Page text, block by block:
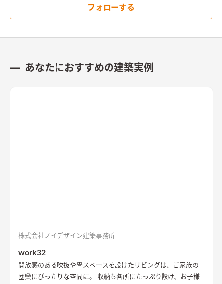
フォローする
あなたにおすすめの建築実例
株式会社ノイデザイン建築事務所
work32
開放感のある吹抜や畳スペースを設けたリビングは、ご家族の
団欒にぴったりな空間に。 収納も各所にたっぷり設け、お子様